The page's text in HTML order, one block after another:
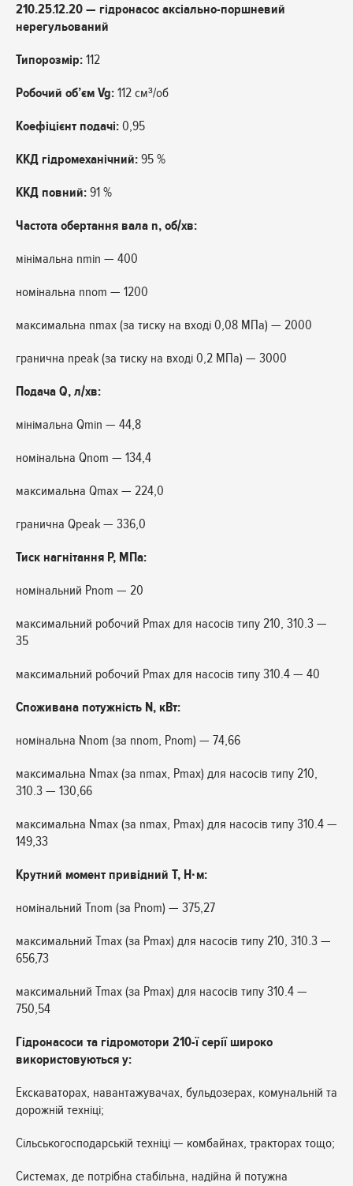
210.25.12.20 — гідронасос аксіально-поршневий
нерегульований
Типорозмір: 112
Робочий об’єм Vg: 112 см³/об
Коефіцієнт подачі: 0,95
ККД гідромеханічний: 95 %
ККД повний: 91 %
Частота обертання вала n, об/хв:
мінімальна nmin — 400
номінальна nnom — 1200
максимальна nmax (за тиску на вході 0,08 МПа) — 2000
гранична npeak (за тиску на вході 0,2 МПа) — 3000
Подача Q, л/хв:
мінімальна Qmin — 44,8
номінальна Qnom — 134,4
максимальна Qmax — 224,0
гранична Qpeak — 336,0
Тиск нагнітання P, МПа:
номінальний Pnom — 20
максимальний робочий Pmax для насосів типу 210, 310.3 —
35
максимальний робочий Pmax для насосів типу 310.4 — 40
Споживана потужність N, кВт:
номінальна Nnom (за nnom, Pnom) — 74,66
максимальна Nmax (за nmax, Pmax) для насосів типу 210,
310.3 — 130,66
максимальна Nmax (за nmax, Pmax) для насосів типу 310.4 —
149,33
Крутний момент привідний T, Н·м:
номінальний Tnom (за Pnom) — 375,27
максимальний Tmax (за Pmax) для насосів типу 210, 310.3 —
656,73
максимальний Tmax (за Pmax) для насосів типу 310.4 —
750,54
Гідронасоси та гідромотори 210-ї серії широко
використовуються у:
Екскаваторах, навантажувачах, бульдозерах, комунальній та
дорожній техніці;
Сільськогосподарській техніці — комбайнах, тракторах тощо;
Системах, де потрібна стабільна, надійна й потужна